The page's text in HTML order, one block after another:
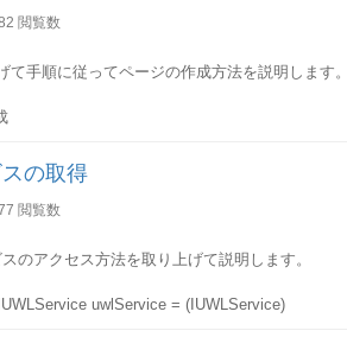
義します。割当時、ロール割当ユーザ権限の
保有しているかどうかが確認されます。
ネジメントエンジン (UME) ロールがあります。
以下のようなものがあります。
ツソースからデータを取得し、ポータルのコン
サービス、情報のコレクションです。メニュー:
閲覧数
手順に従ってページの作成方法を説明します。
します。
」にします。
の取得
閲覧数
のアクセス方法を取り上げて説明します。
uwlService = (IUWLService)